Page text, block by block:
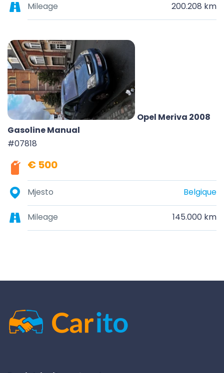
Mileage 200.208 km
Opel Meriva 2008
Gasoline Manual
#07818
€ 500
Mjesto Belgique
Mileage 145.000 km